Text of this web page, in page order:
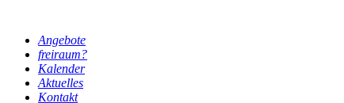
Angebote
freiraum?
Kalender
Aktuelles
Kontakt